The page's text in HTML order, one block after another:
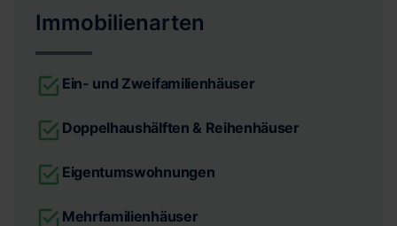
Immobilienarten
Ein- und Zweifamilienhäuser
Doppelhaushälften & Reihenhäuser
Eigentumswohnungen
Mehrfamilienhäuser